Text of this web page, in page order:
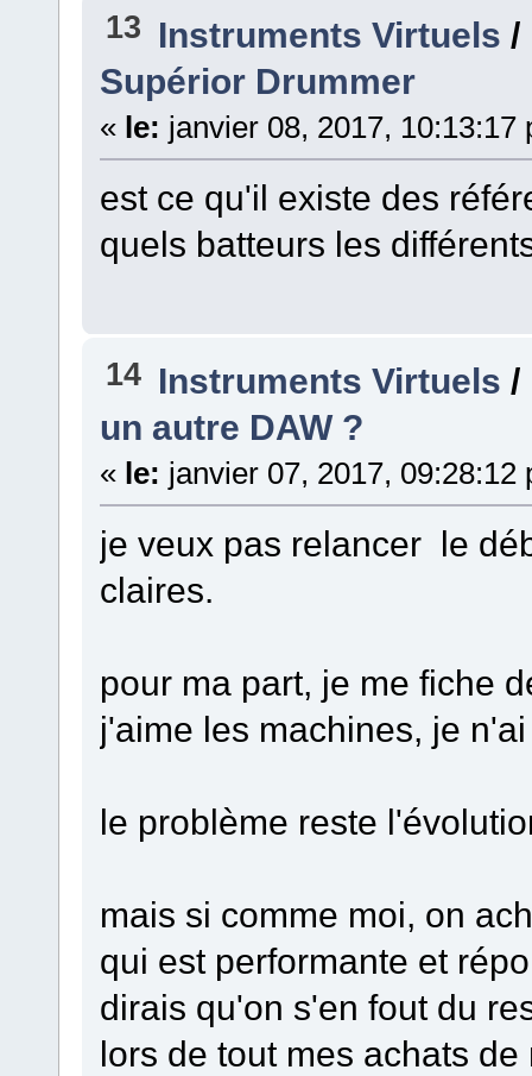
13 Instruments Virtuels /
Supérior Drummer
« le: janvier 08, 2017, 10:13:17
est ce qu'il existe des
quels batteurs les
14 Instruments Virtuels /
un autre DAW ?
« le: janvier 07, 2017, 09:28:12
je veux pas relancer le
claires.
pour ma part, je me fiche
j'aime les machines, je
le problème reste
mais si comme moi, on
qui est performante et
dirais qu'on s'en fout du
lors de tout mes achats